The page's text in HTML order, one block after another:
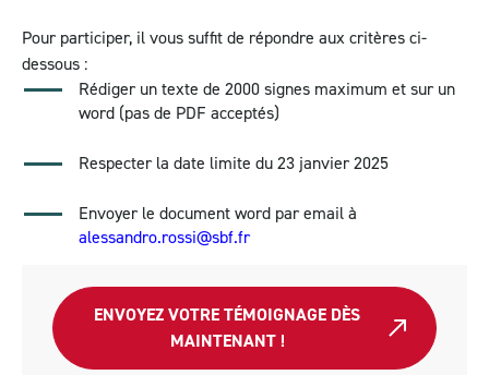
Pour participer, il vous suffit de répondre aux critères ci-
dessous :
Rédiger un texte de 2000 signes maximum et sur un
word (pas de PDF acceptés)
Respecter la date limite du 23 janvier 2025
Envoyer le document word par email à
alessandro.rossi@sbf.fr
ENVOYEZ VOTRE TÉMOIGNAGE DÈS
MAINTENANT !